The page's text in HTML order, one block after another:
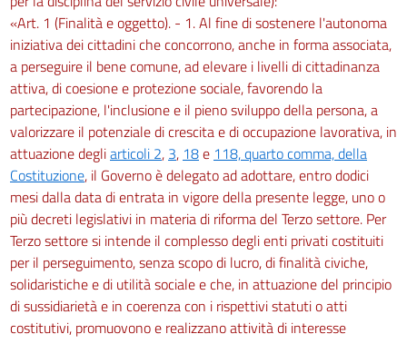
52
53
54
Titolo VII
DEI RAPPORTI CON GLI ENTI PUBBLICI
55
56
57
Titolo VIII
DELLA PROMOZIONE E DEL SOSTEGNO DEGLI ENTI DEL TERZO SETTORE
Capo I
Del Consiglio nazionale del Terzo settore
58
«Art. 1 (Finalità e oggetto). - 1. Al fine di sostenere l'autonoma
iniziativa dei cittadini che concorrono, anche in forma associata,
a perseguire il bene comune, ad elevare i livelli di cittadinanza
attiva, di coesione e protezione sociale, favorendo la
partecipazione, l'inclusione e il pieno sviluppo della persona, a
valorizzare il potenziale di crescita e di occupazione lavorativa, in
attuazione degliarticoli 2, 3, 18e 118, quarto comma, della
Costituzione, il Governo è delegato ad adottare, entro dodici
mesi dalla data di entrata in vigore della presente legge, uno o
più decreti legislativi in materia di riforma del Terzo settore. Per
Terzo settore si intende il complesso degli enti privati costituiti
per il perseguimento, senza scopo di lucro, di finalità civiche,
solidaristiche e di utilità sociale e che, in attuazione del principio
di sussidiarietà e in coerenza con i rispettivi statuti o atti
costitutivi, promuovono e realizzano attività di interesse